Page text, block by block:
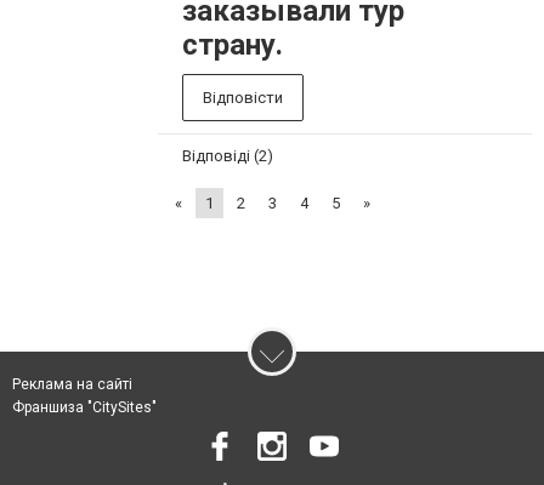
заказывали тур
страну.
Відповісти
Відповіді (2)
« 1 2 3 4 5 »
Реклама на сайті
Франшиза "CitySites"